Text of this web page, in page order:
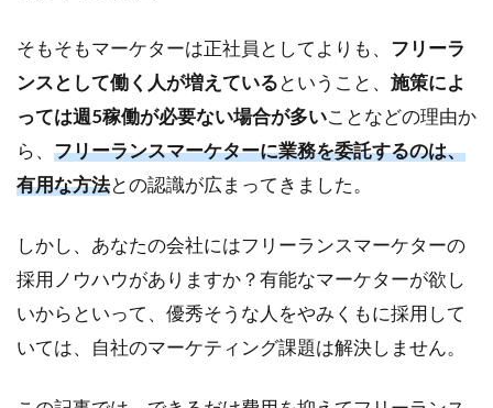
そもそもマーケターは正社員としてよりも、 フリーラ
ンスとして働く人が増えているということ、 施策によ
っては週5稼働が必要ない場合が多いことなどの理由か
ら、 フリーランスマーケターに業務を委託するのは、
有用な方法との認識が広まってきました。
しかし、あなたの会社にはフリーランスマーケターの
採用ノウハウがありますか？有能なマーケターが欲し
いからといって、優秀そうな人をやみくもに採用して
いては、自社のマーケティング課題は解決しません。